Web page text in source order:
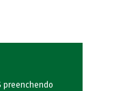
preenchendo